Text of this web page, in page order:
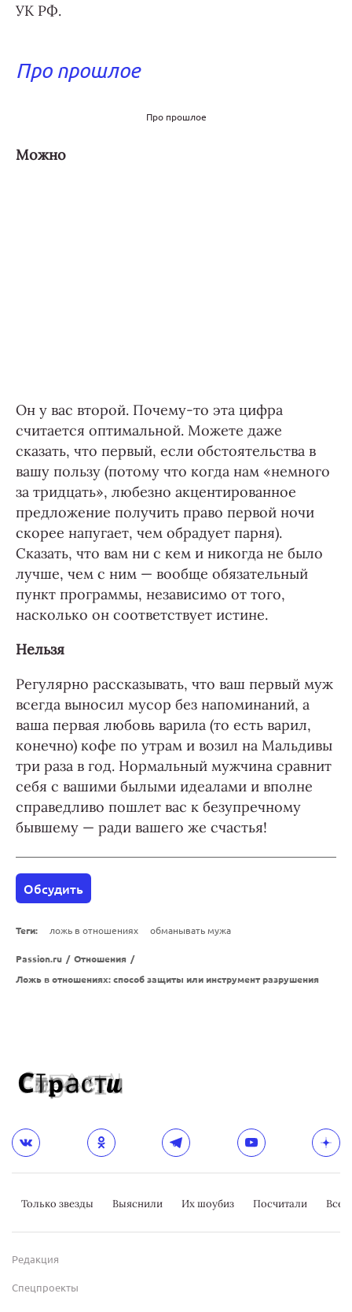
УК РФ.
Про прошлое
Про прошлое
Можно
Он у вас второй. Почему-то эта цифра
считается оптимальной. Можете даже
сказать, что первый, если обстоятельства в
вашу пользу (потому что когда нам «немного
за тридцать», любезно акцентированное
предложение получить право первой ночи
скорее напугает, чем обрадует парня).
Сказать, что вам ни с кем и никогда не было
лучше, чем с ним — вообще обязательный
пункт программы, независимо от того,
насколько он соответствует истине.
Нельзя
Регулярно рассказывать, что ваш первый муж
всегда выносил мусор без напоминаний, а
ваша первая любовь варила (то есть варил,
конечно) кофе по утрам и возил на Мальдивы
три раза в год. Нормальный мужчина сравнит
себя с вашими былыми идеалами и вполне
справедливо пошлет вас к безупречному
бывшему — ради вашего же счастья!
Обсудить
Теги: ложь в отношениях обманывать мужа
Passion.ru / Отношения /
Ложь в отношениях: способ защиты или инструмент разрушения
Только звезды Выяснили Их шоубиз Посчитали
Редакция
Спецпроекты